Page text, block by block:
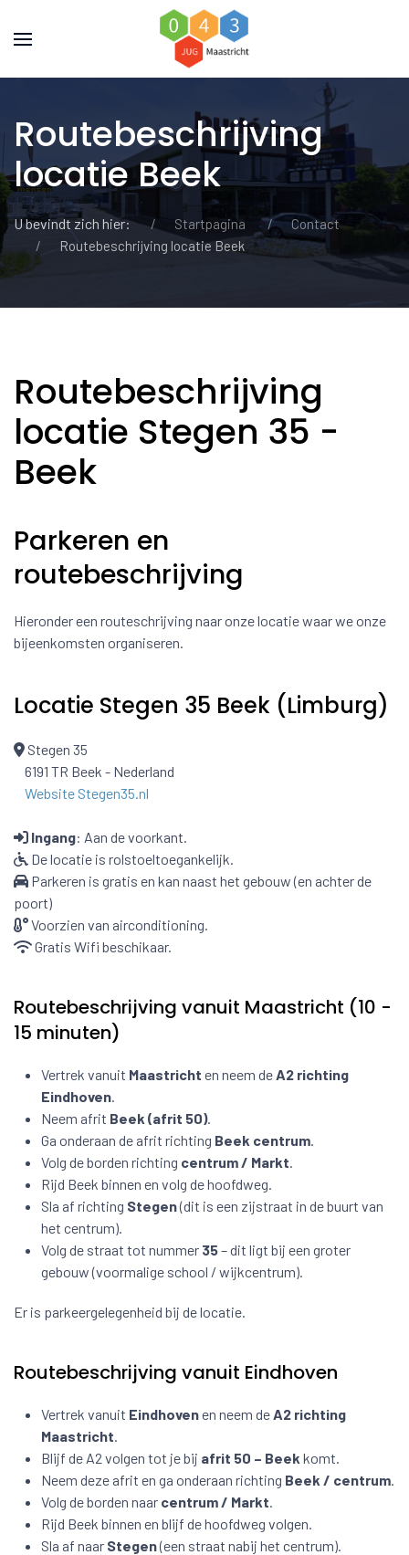
Routebeschrijving
locatie Beek
U bevindt zich hier: Startpagina
Contact
Routebeschrijving locatie Beek
Routebeschrijving
locatie Stegen 35 -
Beek
Parkeren en
routebeschrijving
Hieronder een routeschrijving naar onze locatie waar we onze
bijeenkomsten organiseren.
Locatie Stegen 35 Beek (Limburg)
Stegen 35
6191 TR Beek - Nederland
Website Stegen35.nl
Ingang: Aan de voorkant.
De locatie is rolstoeltoegankelijk.
Parkeren is gratis en kan naast het gebouw (en achter de
poort)
Voorzien van airconditioning.
Gratis Wifi beschikaar.
Routebeschrijving vanuit Maastricht (10 -
15 minuten)
Vertrek vanuit Maastricht en neem deA2 richting
Eindhoven.
Neem afrit Beek (afrit 50).
Ga onderaan de afrit richting Beek centrum.
Volg de borden richting centrum / Markt.
Rijd Beek binnen en volg de hoofdweg.
Sla af richting Stegen(dit is een zijstraat in de buurt van
het centrum).
Volg de straat tot nummer 35– dit ligt bij een groter
gebouw (voormalige school / wijkcentrum).
Er is parkeergelegenheid bij de locatie.
Routebeschrijving vanuit Eindhoven
Vertrek vanuit Eindhovenen neem deA2 richting
Maastricht.
Blijf de A2 volgen tot je bij afrit 50 – Beek komt.
Neem deze afrit en ga onderaan richting Beek / centrum.
Volg de borden naar centrum / Markt.
Rijd Beek binnen en blijf de hoofdweg volgen.
Sla af naar Stegen(een straat nabij het centrum).